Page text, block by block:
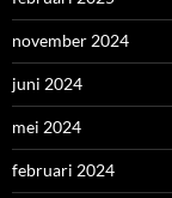
november 2024
juni 2024
mei 2024
februari 2024